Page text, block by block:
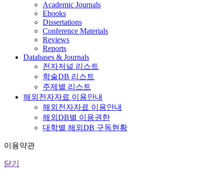
Academic Journals
Ebooks
Dissertations
Conference Materials
Reviews
Reports
Databases & Journals
전자저널 리스트
학술DB 리스트
주제별 리스트
해외전자자료 이용안내
해외전자자료 이용안내
해외DB별 이용권한
대학별 해외DB 구독현황
이용약관
닫기